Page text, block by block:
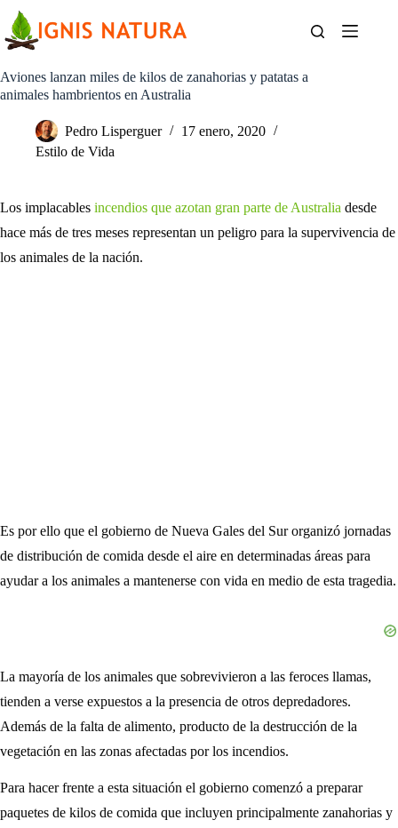
contenido
Aviones lanzan miles de kilos de zanahorias y patatas a
animales hambrientos en Australia
Pedro Lisperguer
17 enero, 2020
Estilo de Vida
Los implacables incendios que azotan gran parte de Australia desde
hace más de tres meses representan un peligro para la supervivencia de
los animales de la nación.
Es por ello que el gobierno de Nueva Gales del Sur organizó jornadas
de distribución de comida desde el aire en determinadas áreas para
ayudar a los animales a mantenerse con vida en medio de esta tragedia.
La mayoría de los animales que sobrevivieron a las feroces llamas,
tienden a verse expuestos a la presencia de otros depredadores.
Además de la falta de alimento, producto de la destrucción de la
vegetación en las zonas afectadas por los incendios.
Para hacer frente a esta situación el gobierno comenzó a preparar
paquetes de kilos de comida que incluyen principalmente zanahorias y